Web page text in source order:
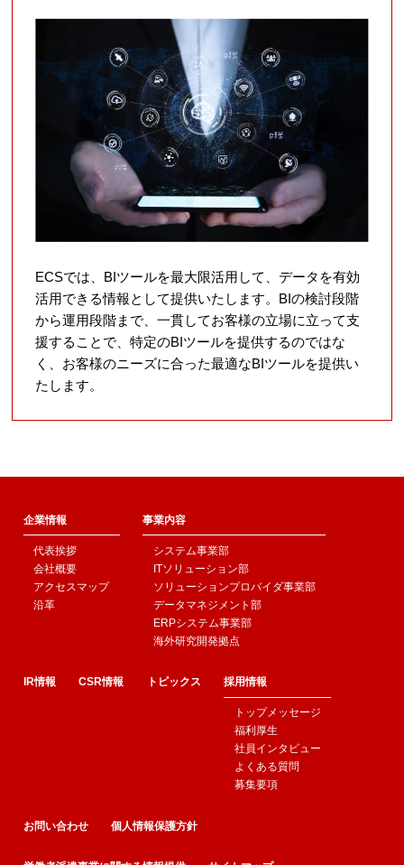
ECSでは、BIツールを最大限活用して、データを有効
活用できる情報として提供いたします。BIの検討段階
から運用段階まで、一貫してお客様の立場に立って支
援することで、特定のBIツールを提供するのではな
く、お客様のニーズに合った最適なBIツールを提供い
たします。
企業情報
代表挨拶
会社概要
アクセスマップ
沿革
事業内容
システム事業部
ITソリューション部
ソリューションプロバイダ事業部
データマネジメント部
ERPシステム事業部
海外研究開発拠点
IR情報 CSR情報 トピックス 採用情報
トップメッセージ
福利厚生
社員インタビュー
よくある質問
募集要項
お問い合わせ 個人情報保護方針